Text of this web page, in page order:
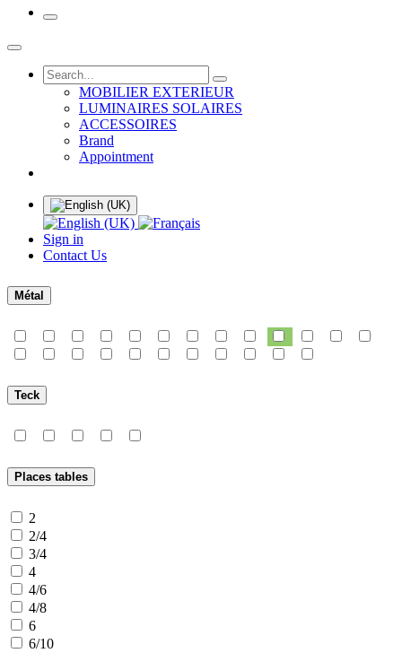
MOBILIER EXTERIEUR
LUMINAIRES SOLAIRES
ACCESSOIRES
Brand
Appointment
Sign in
Contact Us
Métal
Teck
Places tables
2
2/4
3/4
4
4/6
4/8
6
6/10